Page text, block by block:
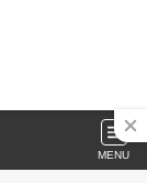
MENU